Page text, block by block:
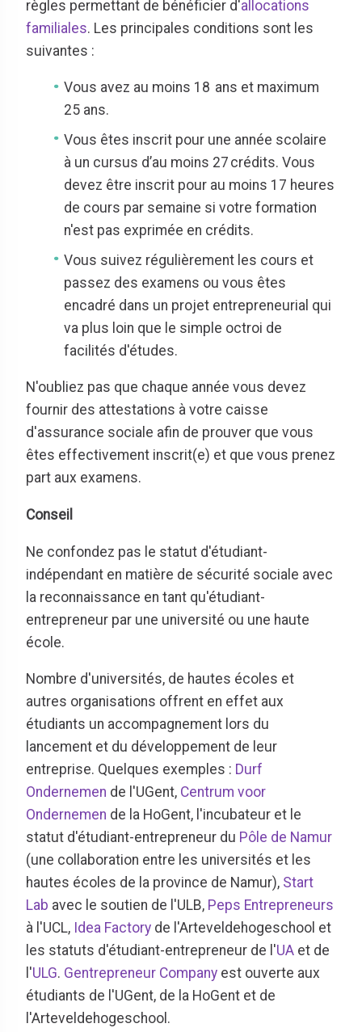
règles permettant de bénéficier d'allocations
familiales. Les principales conditions sont les
suivantes :
Vous avez au moins 18 ans et maximum
25 ans.
Vous êtes inscrit pour une année scolaire
à un cursus d’au moins 27 crédits. Vous
devez être inscrit pour au moins 17 heures
de cours par semaine si votre formation
n'est pas exprimée en crédits.
Vous suivez régulièrement les cours et
passez des examens ou vous êtes
encadré dans un projet entrepreneurial qui
va plus loin que le simple octroi de
facilités d'études.
N'oubliez pas que chaque année vous devez
fournir des attestations à votre caisse
d'assurance sociale afin de prouver que vous
êtes effectivement inscrit(e) et que vous prenez
part aux examens.
Conseil
Ne confondez pas le statut d'étudiant-
indépendant en matière de sécurité sociale avec
la reconnaissance en tant qu'étudiant-
entrepreneur par une université ou une haute
école.
Nombre d'universités, de hautes écoles et
autres organisations offrent en effet aux
étudiants un accompagnement lors du
lancement et du développement de leur
entreprise. Quelques exemples : Durf
Ondernemen de l'UGent, Centrum voor
Ondernemen de la HoGent, l'incubateur et le
statut d'étudiant-entrepreneur du Pôle de Namur
(une collaboration entre les universités et les
hautes écoles de la province de Namur), Start
Lab avec le soutien de l'ULB, Peps Entrepreneurs
à l'UCL, Idea Factory de l'Arteveldehogeschool et
les statuts d'étudiant-entrepreneur de l'UA et de
l'ULG. Gentrepreneur Company est ouverte aux
étudiants de l'UGent, de la HoGent et de
l'Arteveldehogeschool.